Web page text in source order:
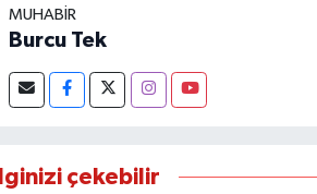
MUHABIR
Burcu Tek
çekebilir